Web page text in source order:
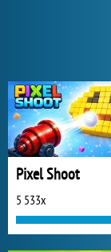
Pixel Shoot
5 533x